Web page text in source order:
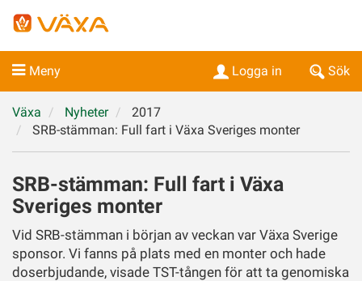
Meny Sök
Logga in
Växa Nyheter
2017
SRB-stämman: Full fart i Växa Sveriges monter
SRB-stämman: Full fart i Växa
Sveriges monter
Vid SRB-stämman i början av veckan var Växa Sverige
sponsor. Vi fanns på plats med en monter och hade
doserbjudande, visade TST-tången för att ta genomiska